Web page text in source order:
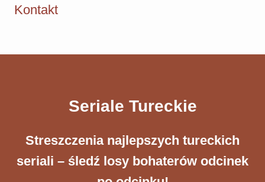
Kontakt
Seriale Tureckie
Streszczenia ​najlepszych tureckich
seriali – śledź losy bohaterów odcinek